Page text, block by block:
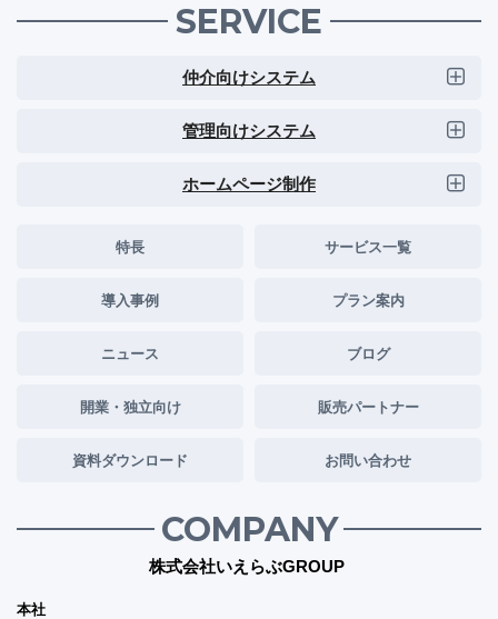
SERVICE
仲介向けシステム
管理向けシステム
ホームページ制作
特長 サービス一覧
導入事例 プラン案内
ニュース ブログ
開業・独立向け 販売パートナー
資料ダウンロード お問い合わせ
COMPANY
株式会社いえらぶGROUP
本社